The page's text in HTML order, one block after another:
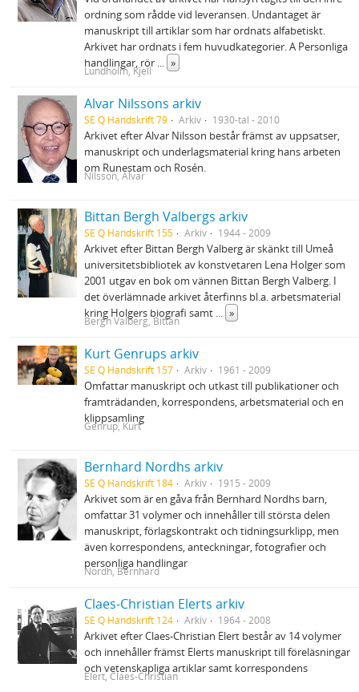
ordning som rådde vid leveransen. Undantaget är
manuskript till artiklar som har ordnats alfabetiskt.
Arkivet har ordnats i fem huvudkategorier. A Personliga
handlingar, rör ... »
Lundholm, Kjell
Alvar Nilssons arkiv
SE Q Handskrift 79 Arkiv 1930-tal - 2010
Arkivet efter Alvar Nilsson består främst av uppsatser,
manuskript och underlagsmaterial kring hans arbeten
om Runestam och Rosén.
Nilsson, Alvar
Bittan Bergh Valbergs arkiv
SE Q Handskrift 155 Arkiv 1944 - 2009
Arkivet efter Bittan Bergh Valberg är skänkt till Umeå
universitetsbibliotek av konstvetaren Lena Holger som
2001 utgav en bok om vännen Bittan Bergh Valberg. I
det överlämnade arkivet återfinns bl.a. arbetsmaterial
kring Holgers biografi samt ... »
Bergh Valberg, Bittan
Kurt Genrups arkiv
SE Q Handskrift 157 Arkiv 1961 - 2009
Omfattar manuskript och utkast till publikationer och
framträdanden, korrespondens, arbetsmaterial och en
klippsamling
Genrup, Kurt
Bernhard Nordhs arkiv
SE Q Handskrift 184 Arkiv 1915 - 2009
Arkivet som är en gåva från Bernhard Nordhs barn,
omfattar 31 volymer och innehåller till största delen
manuskript, förlagskontrakt och tidningsurklipp, men
även korrespondens, anteckningar, fotografier och
personliga handlingar
Nordh, Bernhard
Claes-Christian Elerts arkiv
SE Q Handskrift 124 Arkiv 1964 - 2008
Arkivet efter Claes-Christian Elert består av 14 volymer
och innehåller främst Elerts manuskript till föreläsningar
och vetenskapliga artiklar samt korrespondens
Elert, Claes-Christian